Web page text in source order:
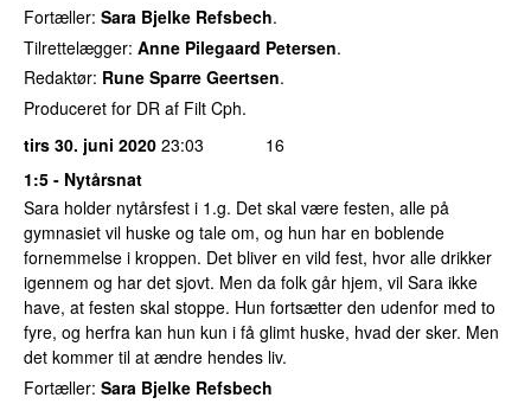
Fortæller: Sara Bjelke Refsbech.
Tilrettelægger: Anne Pilegaard Petersen.
Redaktør: Rune Sparre Geertsen.
Produceret for DR af Filt Cph.
tirs 30. juni 2020 23:03
16
1:5 - Nytårsnat
Sara holder nytårsfest i 1.g. Det skal være festen, alle på
gymnasiet vil huske og tale om, og hun har en boblende
fornemmelse i kroppen. Det bliver en vild fest, hvor alle drikker
igennem og har det sjovt. Men da folk går hjem, vil Sara ikke
have, at festen skal stoppe. Hun fortsætter den udenfor med to
fyre, og herfra kan hun kun i få glimt huske, hvad der sker. Men
det kommer til at ændre hendes liv.
Fortæller: Sara Bjelke Refsbech